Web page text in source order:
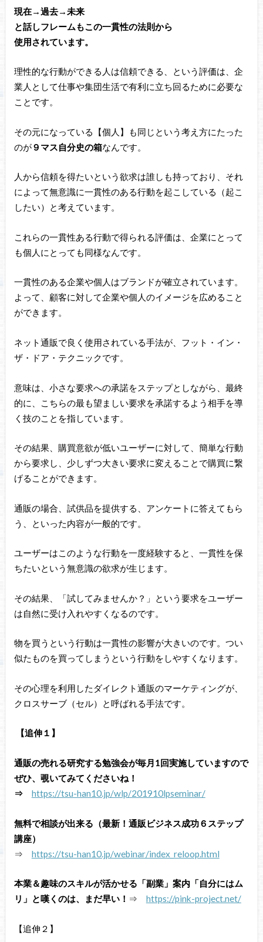
現在→過去→未来
と話しフレームもこの一貫性の法則から
使用されています。
理性的な行動ができる人は信頼できる、という評価は、企
業人として仕事や集団生活で有利に立ち回るために必要な
ことです。
その元になっている【個人】も同じという考え方にたった
のが９マス自分史の箱なんです。
人から信頼を得たいという欲求は誰しも持っており、それ
によって無意識に一貫性のある行動を起こしている（起こ
したい）と考えています。
これらの一貫性ある行動で得られる評価は、企業にとって
も個人にとっても同様なんです。
一貫性のある企業や個人はブランドが確立されています。
よって、顧客に対して企業や個人のイメージを広めること
ができます。
ネット通販で良く使用されている手法が、フット・イン・
ザ・ドア・テクニックです。
意味は、小さな要求への承諾をステップとしながら、最終
的に、こちらの最も望ましい要求を承諾するよう相手を導
く技のことを指しています。
その結果、購買意欲が低いユーザーに対して、簡単な行動
から要求し、少しずつ大きい要求に変えることで購買に繋
げることができます。
通販の場合、試供品を提供する、アンケートに答えてもら
う、といった内容が一般的です。
ユーザーはこのような行動を一度経験すると、一貫性を保
ちたいという無意識の欲求が生じます。
その結果、「試してみませんか？」という要求をユーザー
は自然に受け入れやすくなるのです。
物を買うという行動は一貫性の影響が大きいのです。つい
似たものを買ってしまうという行動をしやすくなります。
その心理を利用したダイレクト通販のマーケティングが、
クロスサーブ（セル）と呼ばれる手法です。
【追伸１】
通販の売れる研究する勉強会が毎月1回実施していますので
ぜひ、覗いてみてくださいね！
⇒ https://tsu-han10.jp/wlp/201910lpseminar/
無料で相談が出来る（最新！通販ビジネス成功６ステップ
講座）
⇒ https://tsu-han10.jp/webinar/index_reloop.html
本業＆趣味のスキルが活かせる「副業」案内「自分にはム
リ」と嘆くのは、まだ早い！ ⇒ https://pink-project.net/
【追伸２】